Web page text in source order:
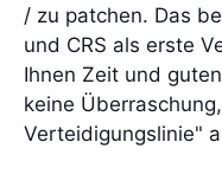
/ zu patchen. Das
und CRS als erste
Ihnen Zeit und
keine
Verteidigungslinie"